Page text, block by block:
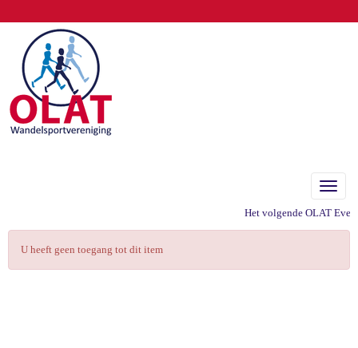
Het volgende OLAT
U heeft geen toegang tot dit item